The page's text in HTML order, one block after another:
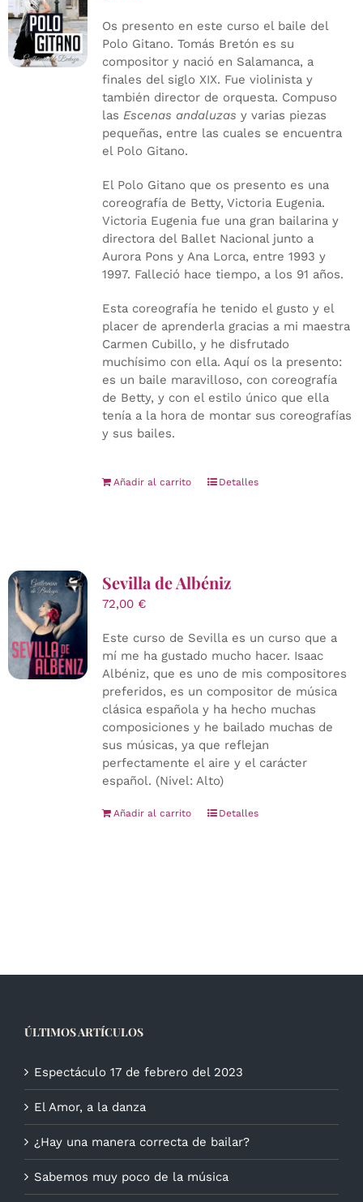
Os presento en este curso el baile del
Polo Gitano. Tomás Bretón es su
compositor y nació en Salamanca, a
finales del siglo XIX. Fue violinista y
también director de orquesta. Compuso
las Escenas andaluzas y varias piezas
pequeñas, entre las cuales se encuentra
el Polo Gitano.
El Polo Gitano que os presento es una
coreografía de Betty, Victoria Eugenia.
Victoria Eugenia fue una gran bailarina y
directora del Ballet Nacional junto a
Aurora Pons y Ana Lorca, entre 1993 y
1997. Falleció hace tiempo, a los 91 años.
Esta coreografía he tenido el gusto y el
placer de aprenderla gracias a mi maestra
Carmen Cubillo, y he disfrutado
muchísimo con ella. Aquí os la presento:
es un baile maravilloso, con coreografía
de Betty, y con el estilo único que ella
tenía a la hora de montar sus coreografías
y sus bailes.
Añadir al carrito Detalles
Sevilla de Albéniz
72,00 €
Este curso de Sevilla es un curso que a
mí me ha gustado mucho hacer. Isaac
Albéniz, que es uno de mis compositores
preferidos, es un compositor de música
clásica española y ha hecho muchas
composiciones y he bailado muchas de
sus músicas, ya que reflejan
perfectamente el aire y el carácter
español. (Nivel: Alto)
Añadir al carrito Detalles
ÚLTIMOS ARTÍCULOS
Espectáculo 17 de febrero del 2023
El Amor, a la danza
¿Hay una manera correcta de bailar?
Sabemos muy poco de la música